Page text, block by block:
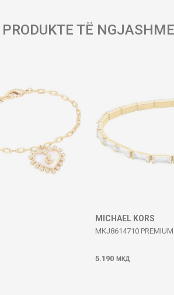
PRODUKTE TË NGJASHME
MICHAEL KORS
MKJ8614710 PREMIUM
5.190 МКД